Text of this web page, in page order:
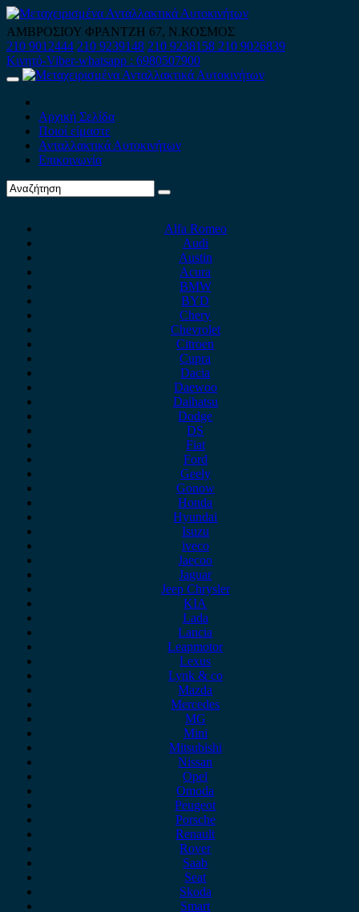
Skip
to
content
ΑΜΒΡΟΣΙΟΥ ΦΡΑΝΤΖΗ 67, Ν.ΚΟΣΜΟΣ
210 9012444 210 9239148 210 9238158 210 9026839
Κινητό-Viber-whatsapp : 6980507900
Primary
Αρχική Σελίδα
Ποιοί είμαστε
Ανταλλακτικά Αυτοκινήτων
Επικοινωνία
Alfa Romeo
Audi
Austin
Acura
BMW
BYD
Chery
Chevrolet
Citroen
Cupra
Dacia
Daewoo
Daihatsu
Dodge
DS
Fiat
Ford
Geely
Gonow
Honda
Hyundai
Isuzu
iveco
Jaecoo
Jaguar
Jeep Chrysler
KIA
Lada
Lancia
Leapmotor
Lexus
Lynk & co
Mazda
Mercedes
MG
Mini
Mitsubishi
Nissan
Opel
Omoda
Peugeot
Porsche
Renault
Rover
Saab
Seat
Skoda
Smart